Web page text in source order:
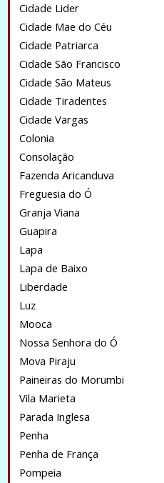
Cidade Lider
Cidade Mae do Céu
Cidade Patriarca
Cidade São Francisco
Cidade São Mateus
Cidade Tiradentes
Cidade Vargas
Colonia
Consolação
Fazenda Aricanduva
Freguesia do Ó
Granja Viana
Guapira
Lapa
Lapa de Baixo
Liberdade
Luz
Mooca
Nossa Senhora do Ó
Mova Piraju
Paineiras do Morumbi
Vila Marieta
Parada Inglesa
Penha
Penha de França
Pompeia